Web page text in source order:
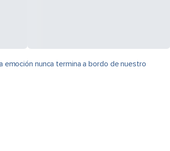
emoción nunca termina a bordo de nuestro